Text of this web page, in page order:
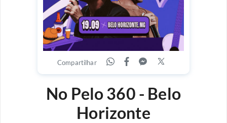
Compartilhar
No Pelo 360 - Belo
Horizonte